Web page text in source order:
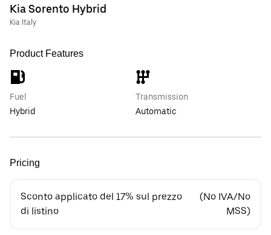
Kia Sorento Hybrid
Kia Italy
Product Features
Fuel
Hybrid
Transmission
Automatic
Pricing
Sconto applicato del 17% sul prezzo
di listino
(No IVA/No
MSS)